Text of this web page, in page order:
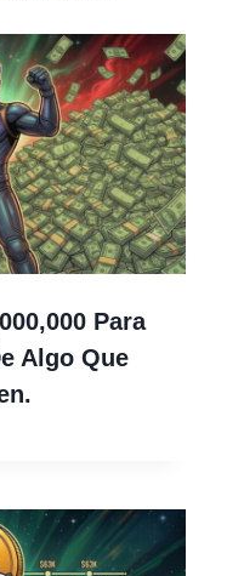
Para
Algo Que